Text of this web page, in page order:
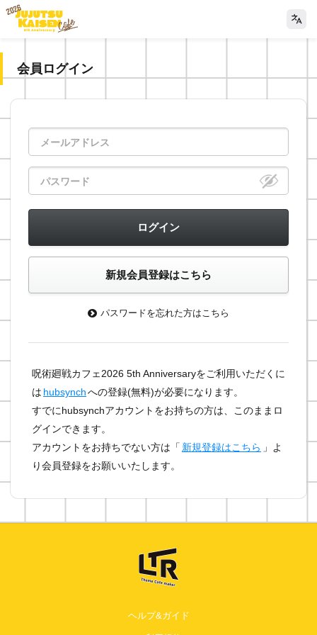
会員ログイン
> パスワードを忘れた方はこちら
呪術廻戦カフェ2026 5th Anniversaryをご利用いただくに
は hubsynchへの登録(無料)が必要になります。
すでにhubsynchアカウントをお持ちの方は、このままロ
グインできます。
アカウントをお持ちでない方は「 新規登録はこちら 」よ
り会員登録をお願いいたします。
ヘルプ&ガイド